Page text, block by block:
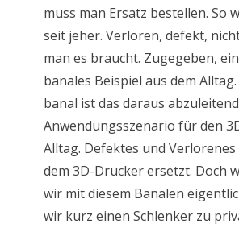
muss man Ersatz bestellen. So
seit jeher. Verloren, defekt,
man es braucht. Zugegeben,
banales Beispiel aus dem
banal ist das daraus
Anwendungsszenario für den
Alltag. Defektes und Verlorenes
dem 3D-Drucker ersetzt. Doch
wir mit diesem Banalen
wir kurz einen Schlenker zu